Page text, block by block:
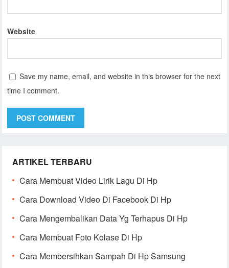
Website
Save my name, email, and website in this browser for the next
time I comment.
ARTIKEL TERBARU
Cara Membuat Video Lirik Lagu Di Hp
Cara Download Video Di Facebook Di Hp
Cara Mengembalikan Data Yg Terhapus Di Hp
Cara Membuat Foto Kolase Di Hp
Cara Membersihkan Sampah Di Hp Samsung